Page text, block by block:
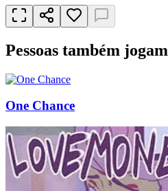
Pessoas também jogam
One Chance